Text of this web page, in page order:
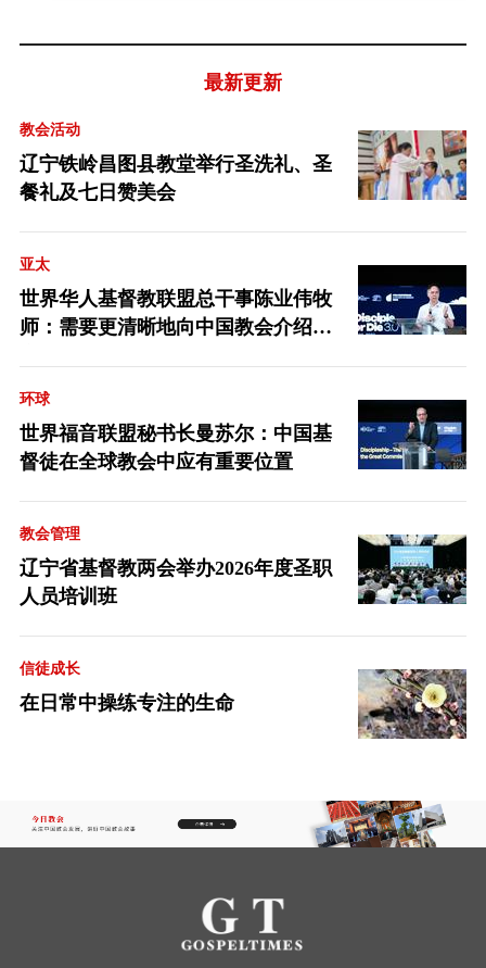
最新更新
教会活动
辽宁铁岭昌图县教堂举行圣洗礼、圣
餐礼及七日赞美会
亚太
世界华人基督教联盟总干事陈业伟牧
师：需要更清晰地向中国教会介绍福
环球
世界福音联盟秘书长曼苏尔：中国基
督徒在全球教会中应有重要位置
教会管理
辽宁省基督教两会举办2026年度圣职
人员培训班
信徒成长
在日常中操练专注的生命